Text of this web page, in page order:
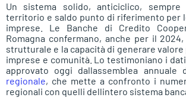
Un sistema solido, anticiclico,
territorio e saldo punto di riferimento per
imprese. Le Banche di Credito
Romagna confermano, anche per il
strutturale e la capacità di generare
imprese e comunità. Lo testimoniano i
approvato oggi dallassemblea annuale
regionale, che mette a confronto i
regionali con quelli dellintero sistema